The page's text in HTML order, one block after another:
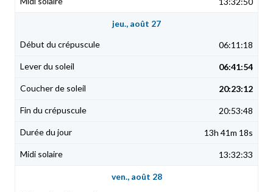
jeu., août 27
06:11:18
06:41:54
20:23:12
20:53:48
13h 41m 18s
13:32:33
ven., août 28